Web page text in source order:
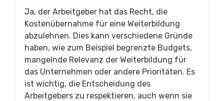
Ja, der Arbeitgeber hat das Recht, die
Kostenübernahme für eine Weiterbildung
abzulehnen. Dies kann verschiedene Gründe
haben, wie zum Beispiel begrenzte Budgets,
mangelnde Relevanz der Weiterbildung für
das Unternehmen oder andere Prioritäten. Es
ist wichtig, die Entscheidung des
Arbeitgebers zu respektieren, auch wenn sie